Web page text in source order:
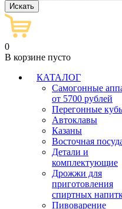
0
В корзине пусто
КАТАЛОГ
Самогонные
от 5700 рублей
Перегонные
Автоклавы
Казаны
Восточная
Детали и
комплектующие
Дрожжи для
приготовления
спиртных
Пивоварение